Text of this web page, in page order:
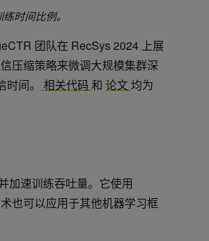
时间比例。
团队在 RecSys 2024 上展
压缩策略来微调大规模集群深
间。
相关代码 和 论文均为
加速训练吞吐量。它使用
也可以应用于其他机器学习框